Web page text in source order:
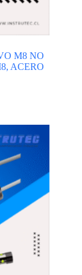
M8 NO
ACERO